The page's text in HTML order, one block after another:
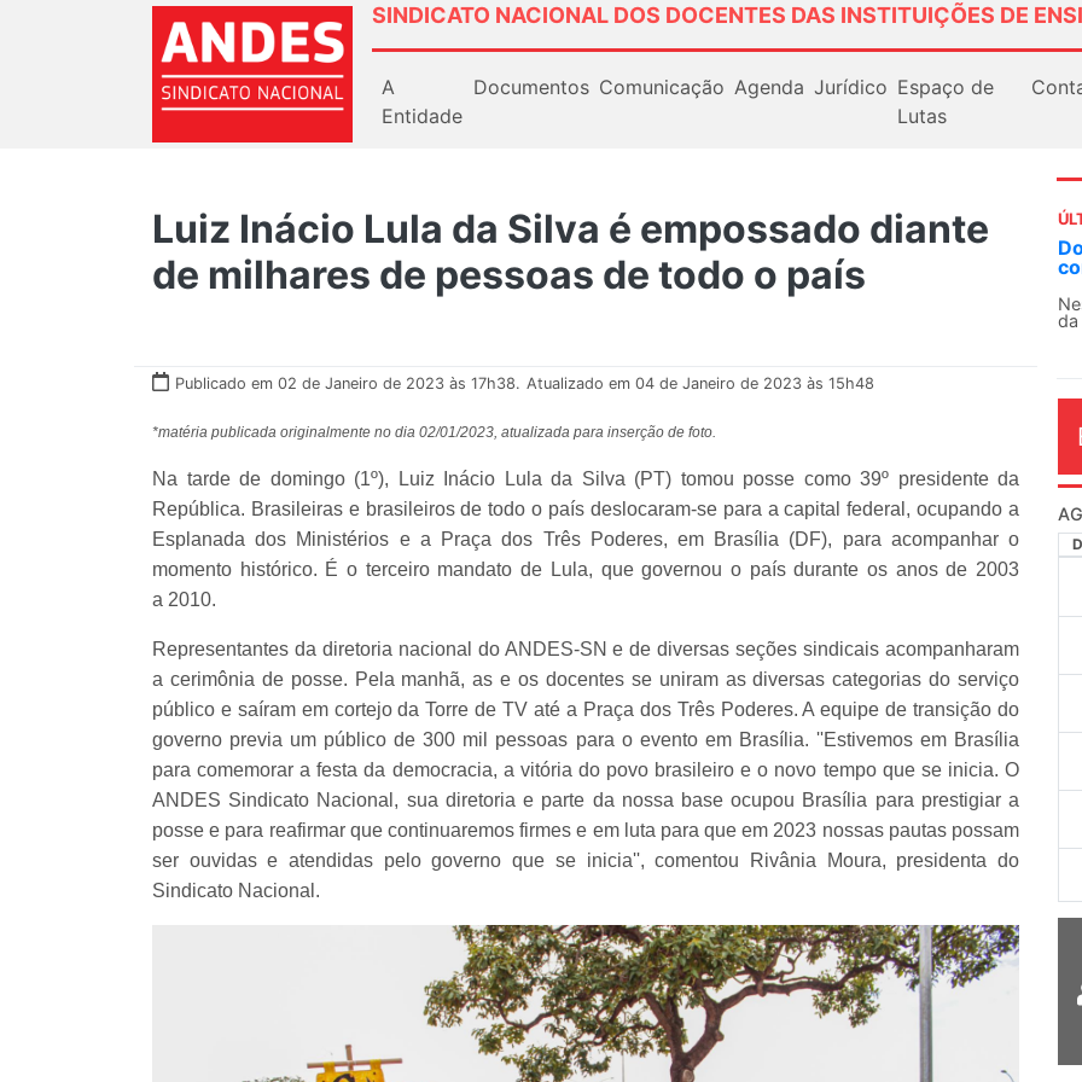
SINDICATO NACIONAL DOS DOCENTES DAS INSTITUIÇÕES DE
A
Entidade
Documentos Comunicação Agenda Jurídico Espaço de
Lutas
Luiz Inácio Lula da Silva é empossado diante
de milhares de pessoas de todo o país
Publicado em 02 de Janeiro de 2023 às 17h38. Atualizado em 04 de Janeiro de 2023 às 15h48
*matéria publicada originalmente no dia 02/01/2023, atualizada para inserção de foto.
Na tarde de domingo (1º), Luiz Inácio Lula da Silva (PT) tomou posse como 39º presidente da
República. Brasileiras e brasileiros de todo o país deslocaram-se para a capital federal, ocupando a
Esplanada dos Ministérios e a Praça dos Três Poderes, em Brasília (DF), para acompanhar o
momento histórico. É o terceiro mandato de Lula, que governou o país durante os anos de 2003
a 2010.
Representantes da diretoria nacional do ANDES-SN e de diversas seções sindicais acompanharam
a cerimônia de posse. Pela manhã, as e os docentes se uniram as diversas categorias do serviço
público e saíram em cortejo da Torre de TV até a Praça dos Três Poderes. A equipe de transição do
governo previa um público de 300 mil pessoas para o evento em Brasília. ''Estivemos em Brasília
para comemorar a festa da democracia, a vitória do povo brasileiro e o novo tempo que se inicia. O
ANDES Sindicato Nacional, sua diretoria e parte da nossa base ocupou Brasília para prestigiar a
posse e para reafirmar que continuaremos firmes e em luta para que em 2023 nossas pautas possam
ser ouvidas e atendidas pelo governo que se inicia'', comentou Rivânia Moura, presidenta do
Sindicato Nacional.
O